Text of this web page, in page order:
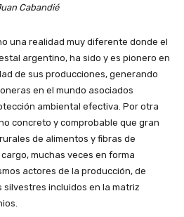
Cabandié
una realidad muy diferente donde el
argentino, ha sido y es pionero en
de sus producciones, generando
en el mundo asociados
ambiental efectiva. Por otra
concreto y comprobable que gran
de alimentos y fibras de
muchas veces en forma
actores de la producción, de
incluidos en la matriz